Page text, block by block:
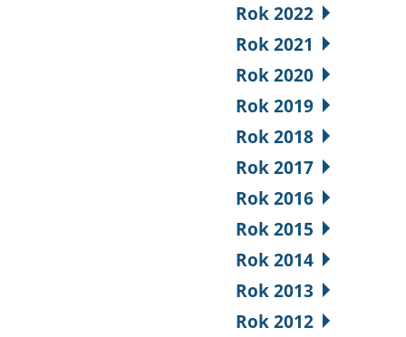
Rok 2022
Rok 2021
Rok 2020
Rok 2019
Rok 2018
Rok 2017
Rok 2016
Rok 2015
Rok 2014
Rok 2013
Rok 2012